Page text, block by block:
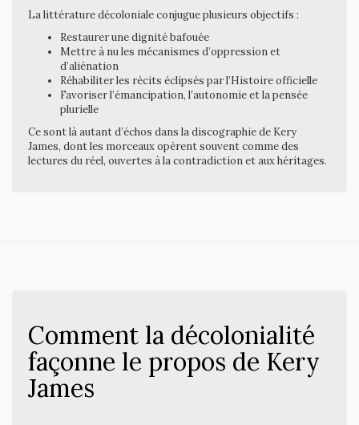
La littérature décoloniale conjugue plusieurs objectifs :
Restaurer une dignité bafouée
Mettre à nu les mécanismes d’oppression et
d’aliénation
Réhabiliter les récits éclipsés par l’Histoire officielle
Favoriser l’émancipation, l’autonomie et la pensée
plurielle
Ce sont là autant d’échos dans la discographie de Kery
James, dont les morceaux opèrent souvent comme des
lectures du réel, ouvertes à la contradiction et aux héritages.
Comment la décolonialité
façonne le propos de Kery
James